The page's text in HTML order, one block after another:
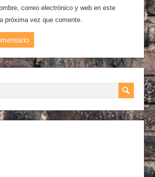
correo electrónico y web en este
próxima vez que comente.